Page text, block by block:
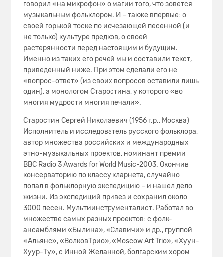
говорил «на микрофон» о магии того, что зовется
музыкальным фольклором. И – также впервые: о
своей горькой тоске по исчезающей песенной (и
не только) культуре предков, о своей
растерянности перед настоящим и будущим.
Именно из таких его речей мы и составили текст,
приведенный ниже. При этом сделали его не
«вопрос-ответ» (из своих вопросов оставили лишь
один), а монологом Старостина, у которого «во
многия мудрости многия печали».
Старостин Сергей Николаевич (1956 г.р., Москва)
Исполнитель и исследователь русского фольклора,
автор множества российских и международных
этно-музыкальных проектов, номинант премии
BBC Radio 3 Awards for World Music-2003. Окончив
консерваторию по классу кларнета, случайно
попал в фольклорную экспедицию – и нашел дело
жизни. Из экспедиций привез и сохранил около
3000 песен. Мультиинструменталист. Работал во
множестве самых разных проектов: с фолк-
ансамблями «Былина», «Славичи» и др., группой
«Альянс», «ВолковТрио», «Moscow Art Trio», «Хуун-
Хуур-Ту», с Инной Желанной, болгарским хором